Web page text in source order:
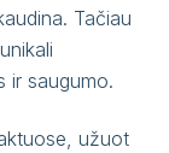
Tačiau
ir saugumo.
užuot